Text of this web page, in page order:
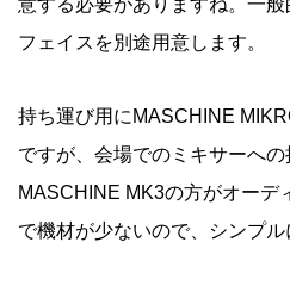
意する必要がありますね。一
フェイスを別途用意します。
持ち運び用にMASCHINE
ですが、会場でのミキサーへの
MASCHINE MK3の方がオーデ
で機材が少ないので、シンプル